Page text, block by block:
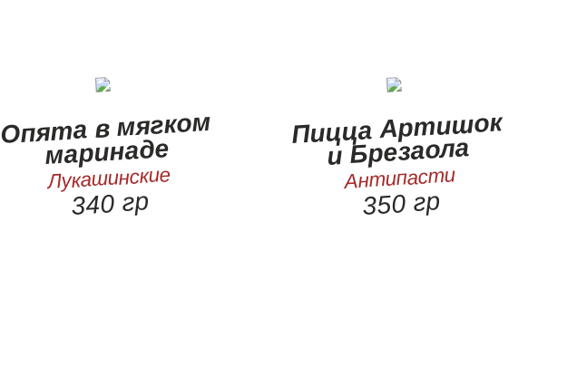
Опята в мягком
маринаде
Лукашинские
340 гр
Пицца Артишок
и Брезаола
Антипасти
350 гр